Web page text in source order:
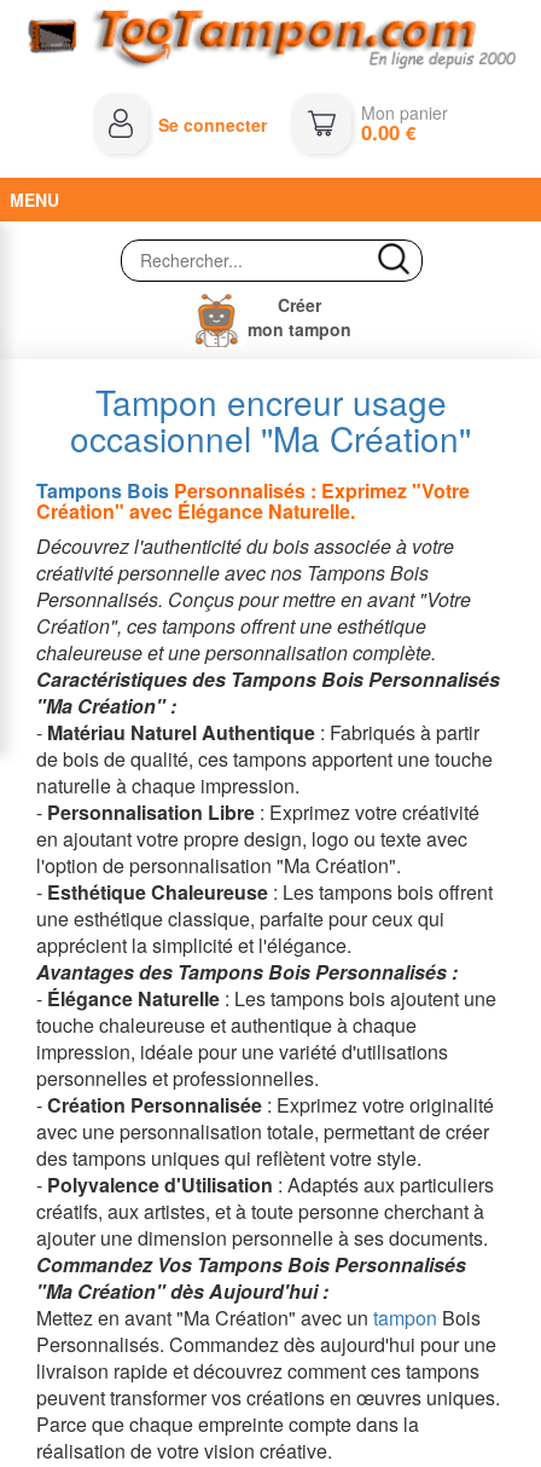
Se connecter Mon panier
0.00€
MENU
Créer
mon tampon
Tampon encreur usage
occasionnel ''Ma Création''
Tampons Bois Personnalisés : Exprimez "Votre
Création" avec Élégance Naturelle.
Découvrez l'authenticité du bois associée à votre
créativité personnelle avec nos Tampons Bois
Personnalisés. Conçus pour mettre en avant "Votre
Création", ces tampons offrent une esthétique
chaleureuse et une personnalisation complète.
Caractéristiques des Tampons Bois Personnalisés
"Ma Création" :
- Matériau Naturel Authentique : Fabriqués à partir
de bois de qualité, ces tampons apportent une touche
naturelle à chaque impression.
- Personnalisation Libre : Exprimez votre créativité
en ajoutant votre propre design, logo ou texte avec
l'option de personnalisation "Ma Création".
- Esthétique Chaleureuse : Les tampons bois offrent
une esthétique classique, parfaite pour ceux qui
apprécient la simplicité et l'élégance.
Avantages des Tampons Bois Personnalisés :
- Élégance Naturelle : Les tampons bois ajoutent une
touche chaleureuse et authentique à chaque
impression, idéale pour une variété d'utilisations
personnelles et professionnelles.
-Création Personnalisée : Exprimez votre originalité
avec une personnalisation totale, permettant de créer
des tampons uniques qui reflètent votre style.
- Polyvalence d'Utilisation : Adaptés aux particuliers
créatifs, aux artistes, et à toute personne cherchant à
ajouter une dimension personnelle à ses documents.
Commandez Vos Tampons Bois Personnalisés
"Ma Création" dès Aujourd'hui :
Mettez en avant "Ma Création" avec un tampon Bois
Personnalisés. Commandez dès aujourd'hui pour une
livraison rapide et découvrez comment ces tampons
peuvent transformer vos créations en œuvres uniques.
Parce que chaque empreinte compte dans la
réalisation de votre vision créative.